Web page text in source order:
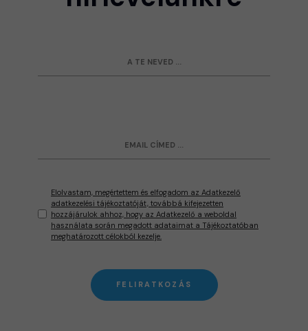
Elolvastam, megértettem és elfogadom az Adatkezelő
adatkezelési tájékoztatóját, továbbá kifejezetten
hozzájárulok ahhoz, hogy az Adatkezelő a weboldal
használata során megadott adataimat a Tájékoztatóban
meghatározott célokból kezelje.
FELIRATKOZÁS